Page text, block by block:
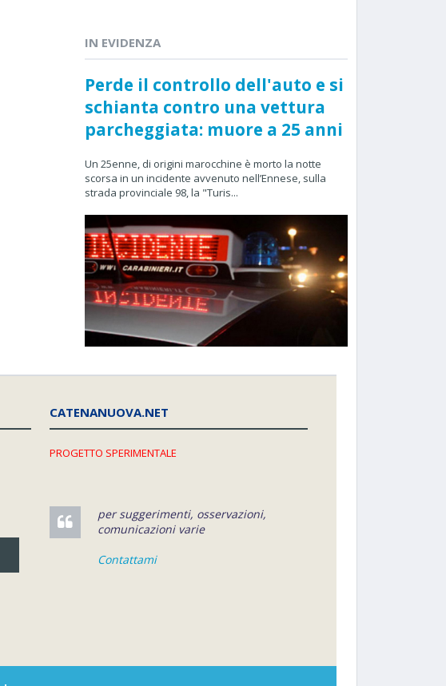
IN EVIDENZA
Perde il controllo dell'auto e si
schianta contro una vettura
parcheggiata: muore a 25 anni
Un 25enne, di origini marocchine è morto la notte
scorsa in un incidente avvenuto nell’Ennese, sulla
strada provinciale 98, la "Turis...
CATENANUOVA.NET
PROGETTO SPERIMENTALE
per suggerimenti, osservazioni,
comunicazioni varie
Contattami